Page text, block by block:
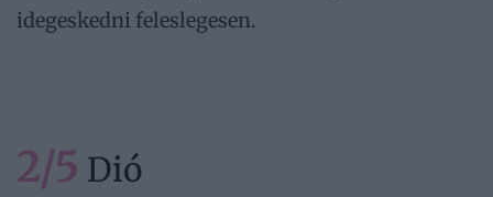
idegeskedni feleslegesen.
2/5 Dió